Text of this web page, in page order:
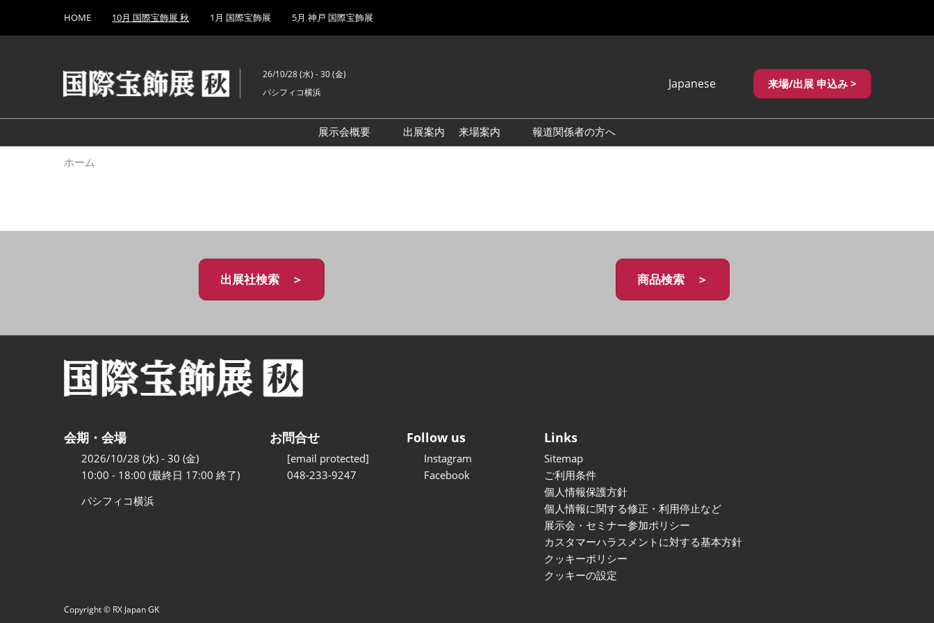
キ
し
て
to
HOME 10月 国際宝飾展 秋 1月 国際宝飾展 5月 神戸 国際宝飾展
26/10/28 (水) - 30 (金)
パシフィコ横浜
Japanese
繁體中文
来場/出展 申込み >
展示会概要
出展案内
来場案内
報道関係者の方へ
ホーム
出展社検索 ＞ 商品検索 ＞
会期・会場
2026/10/28 (水) - 30 (金)
10:00 - 18:00 (最終日 17:00 終了)
パシフィコ横浜
お問合せ
[email protected]
048-233-9247
Follow us
Instagram
Facebook
Links
Sitemap
ご利用条件
個人情報保護方針
個人情報に関する修正・利用停止など
展示会・セミナー参加ポリシー
カスタマーハラスメントに対する基本方針
クッキーポリシー
クッキーの設定
Copyright © RX Japan GK